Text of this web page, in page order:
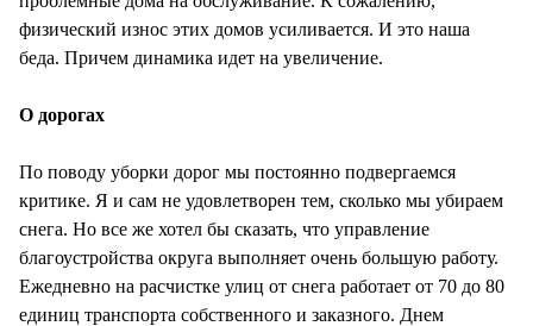
физический износ этих домов усиливается. И это наша
беда. Причем динамика идет на увеличение.
О дорогах
По поводу уборки дорог мы постоянно подвергаемся
критике. Я и сам не удовлетворен тем, сколько мы убираем
снега. Но все же хотел бы сказать, что управление
благоустройства округа выполняет очень большую работу.
Ежедневно на расчистке улиц от снега работает от 70 до 80
единиц транспорта собственного и заказного. Днем